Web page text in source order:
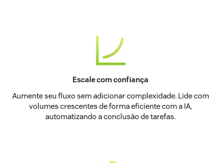
Escale com confiança
Aumente seu fluxo sem adicionar complexidade. Lide com
volumes crescentes de forma eficiente com a IA,
automatizando a conclusão de tarefas.